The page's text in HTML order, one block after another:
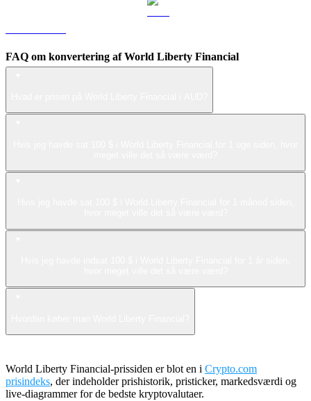
FAQ om konvertering af World Liberty Financial
World Liberty Financial-prissiden er blot en i Crypto.com
prisindeks, der indeholder prishistorik, pristicker, markedsværdi og
live-diagrammer for de bedste kryptovalutaer.